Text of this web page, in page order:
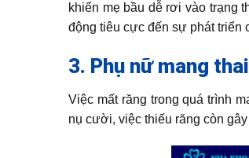
khiến mẹ bầu dễ rơi vào trạng
động tiêu cực đến sự phát triển
3. Phụ nữ mang
Việc mất răng trong quá trình
nụ cười, việc thiếu răng còn